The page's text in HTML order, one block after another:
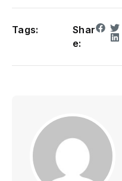
Tags:
Shar
e: